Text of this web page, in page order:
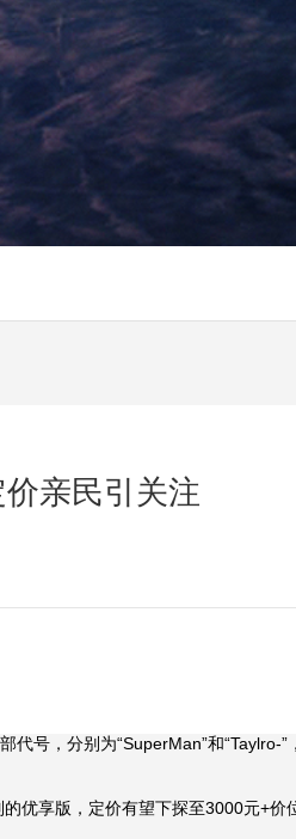
亲民引关注
号，分别为“SuperMan”和“Taylro-”
优享版，定价有望下探至3000元+价